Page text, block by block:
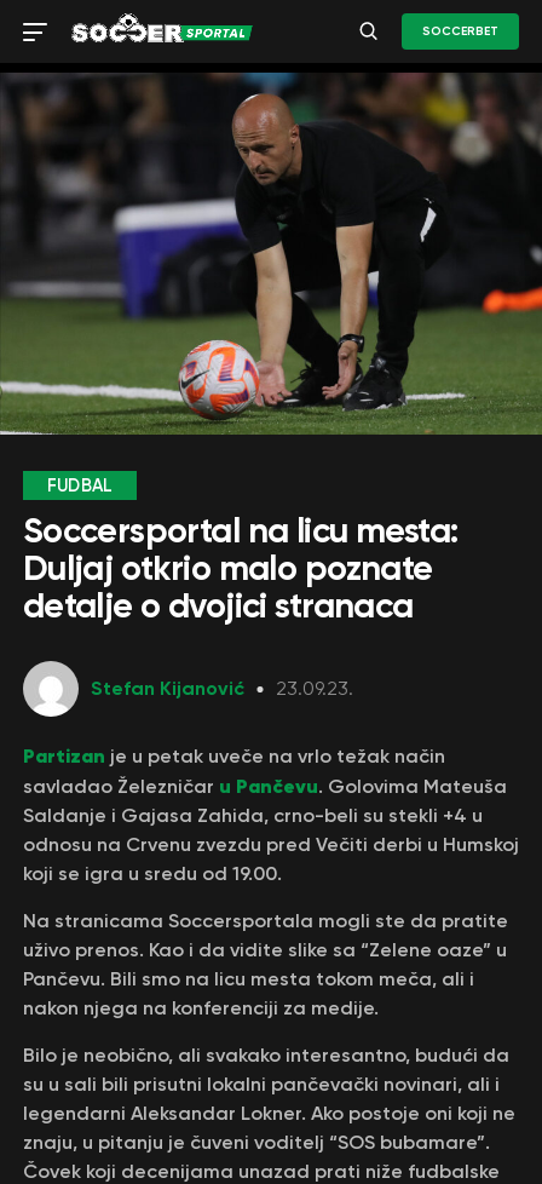
SOCCERBET
FUDBAL
Soccersportal na licu mesta:
Duljaj otkrio malo poznate
detalje o dvojici stranaca
Stefan Kijanović 23.09.23.
Partizan je u petak uveče na vrlo težak način
savladao Železničar u Pančevu. Golovima Mateuša
Saldanje i Gajasa Zahida, crno-beli su stekli +4 u
odnosu na Crvenu zvezdu pred Večiti derbi u Humskoj
koji se igra u sredu od 19.00.
Na stranicama Soccersportala mogli ste da pratite
uživo prenos. Kao i da vidite slike sa “Zelene oaze” u
Pančevu. Bili smo na licu mesta tokom meča, ali i
nakon njega na konferenciji za medije.
Bilo je neobično, ali svakako interesantno, budući da
su u sali bili prisutni lokalni pančevački novinari, ali i
legendarni Aleksandar Lokner. Ako postoje oni koji ne
znaju, u pitanju je čuveni voditelj “SOS bubamare”.
Čovek koji decenijama unazad prati niže fudbalske